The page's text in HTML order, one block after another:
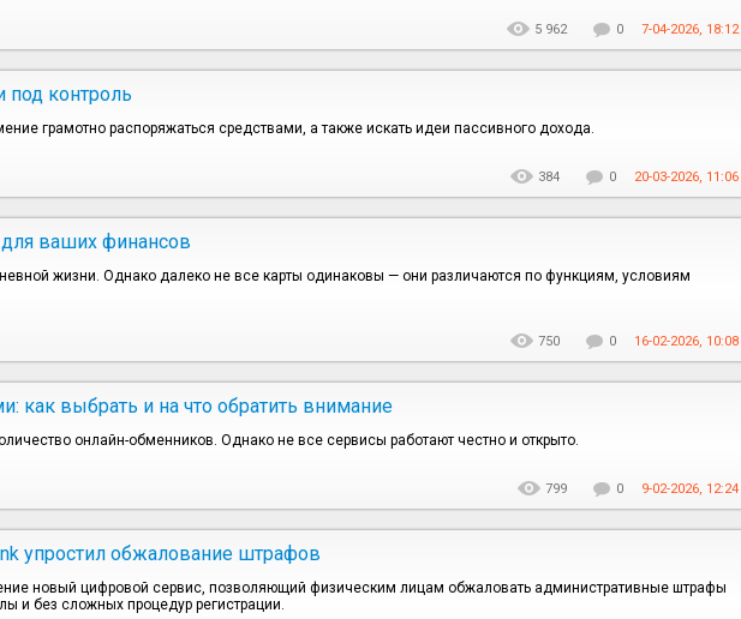
5 962 0 7-04-2026, 18:12
под контроль
грамотно распоряжаться средствами, а также искать идеи пассивного дохода.
384 0 20-03-2026, 11:06
ваших финансов
жизни. Однако далеко не все карты одинаковы — они различаются по функциям, условиям
750 0 16-02-2026, 10:08
как выбрать и на что обратить внимание
онлайн-обменников. Однако не все сервисы работают честно и открыто.
799 0 9-02-2026, 12:24
упростил обжалование штрафов
новый цифровой сервис, позволяющий физическим лицам обжаловать административные штрафы
и без сложных процедур регистрации.